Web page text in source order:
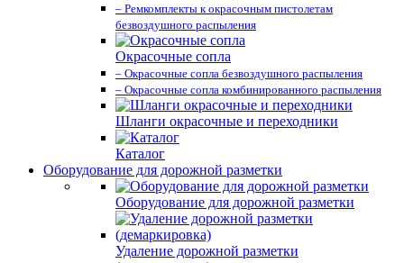
– Ремкомплекты к окрасочным пистолетам
безвоздушного распыления
Окрасочные сопла
– Окрасочные сопла безвоздушного распыления
– Окрасочные сопла комбинированного распыления
Шланги окрасочные и переходники
Каталог
Оборудование для дорожной разметки
Оборудование для дорожной разметки
Удаление дорожной разметки